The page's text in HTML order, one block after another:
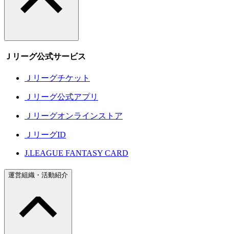
Ｊリーグ公式サービス
Ｊリーグチケット
Ｊリーグ公式アプリ
Ｊリーグオンラインストア
ＪリーグID
J.LEAGUE FANTASY CARD
運営組織・活動紹介